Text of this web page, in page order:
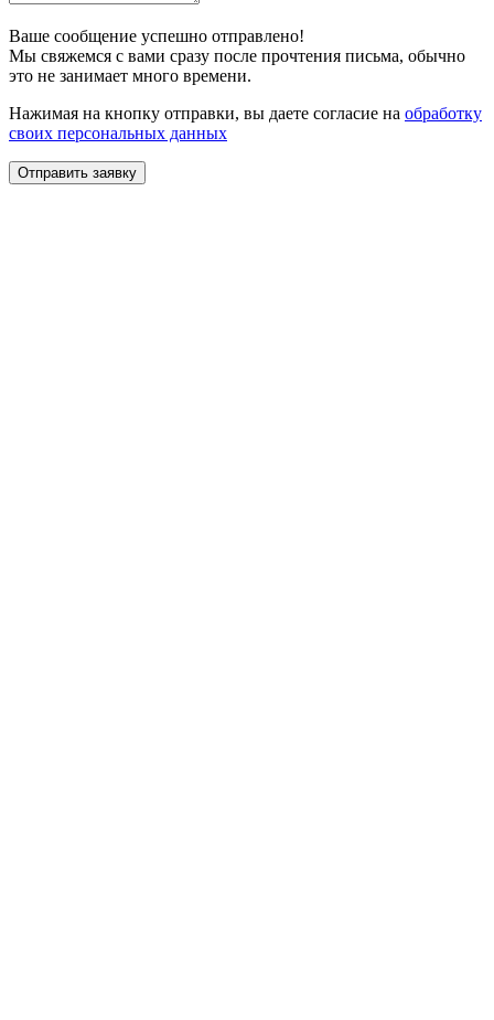
Ваше сообщение успешно отправлено!
Мы свяжемся с вами сразу после прочтения письма, обычно
это не занимает много времени.
Нажимая на кнопку отправки, вы даете согласие на обработку
своих персональных данных